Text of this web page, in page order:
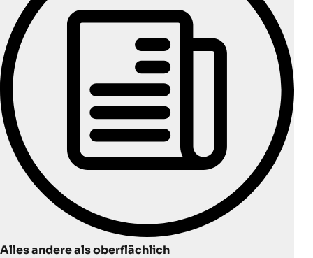
Alles andere als oberflächlich